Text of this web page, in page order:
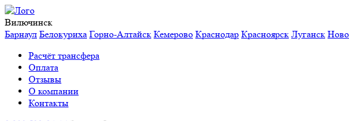
Вилючинск
Барнаул Белокуриха Горно-Алтайск Кемерово Краснодар Красноярск Луганск
Расчёт трансфера
Оплата
Отзывы
О компании
Контакты